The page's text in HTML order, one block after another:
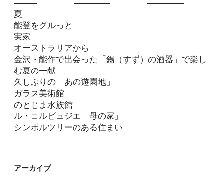
夏
能登をグルっと
実家
オーストラリアから
金沢・能作で出会った「錫（すず）の酒器」で楽し
む夏の一献
久しぶりの「あの遊園地」
ガラス美術館
のとじま水族館
ル・コルビュジエ「母の家」
シンボルツリーのある住まい
アーカイブ